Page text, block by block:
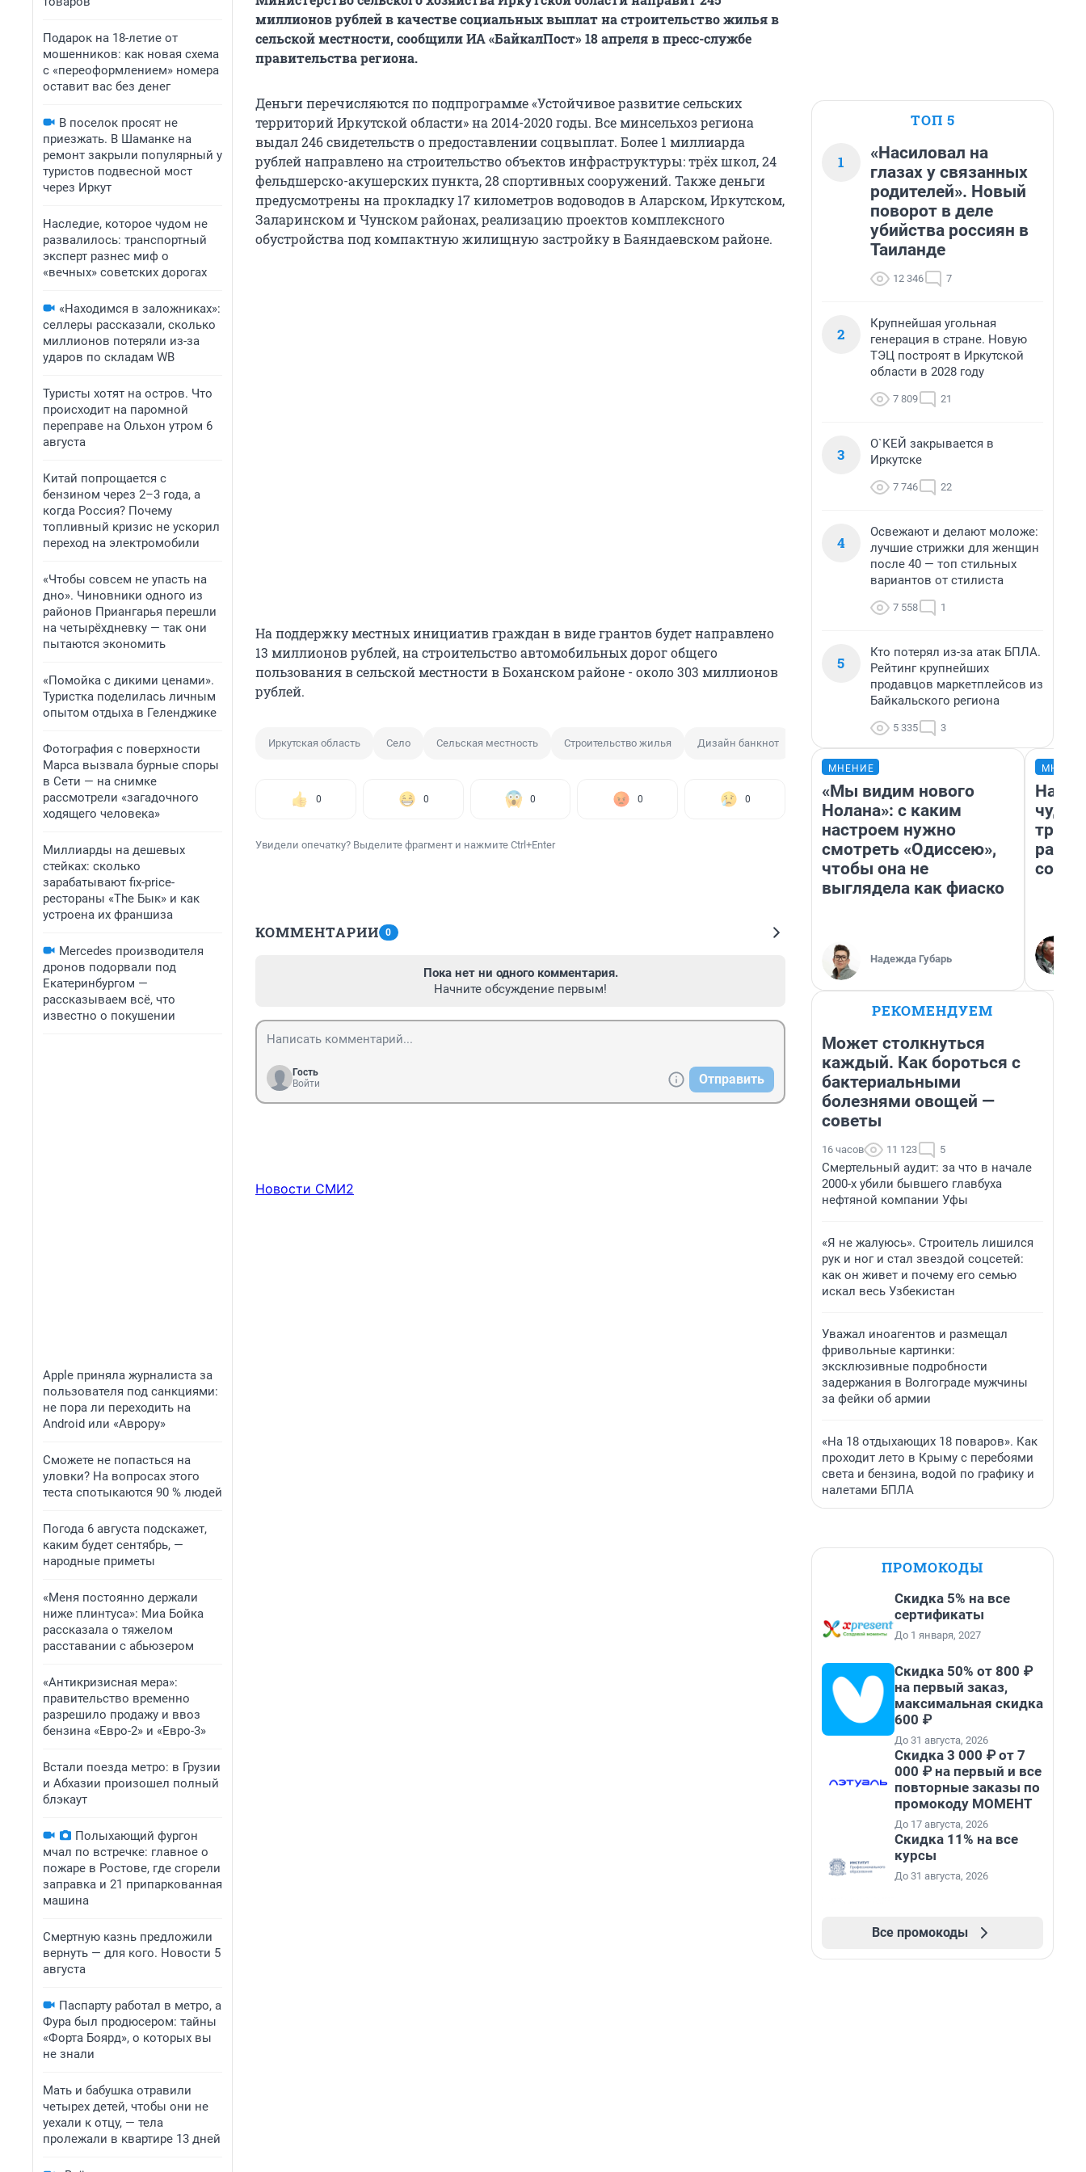
Подарок на 18-летие от
мошенников: как новая схема
с «переоформлением» номера
оставит вас без денег
В поселок просят не
приезжать. В Шаманке на
ремонт закрыли популярный у
туристов подвесной мост
через Иркут
Наследие, которое чудом не
развалилось: транспортный
эксперт разнес миф о
«вечных» советских дорогах
«Находимся в заложниках»:
селлеры рассказали, сколько
миллионов потеряли из-за
ударов по складам WB
Туристы хотят на остров. Что
происходит на паромной
переправе на Ольхон утром 6
августа
Китай попрощается с
бензином через 2–3 года, а
когда Россия? Почему
топливный кризис не ускорил
переход на электромобили
«Чтобы совсем не упасть на
дно». Чиновники одного из
районов Приангарья перешли
на четырёхдневку — так они
пытаются экономить
«Помойка с дикими ценами».
Туристка поделилась личным
опытом отдыха в Геленджике
Фотография с поверхности
Марса вызвала бурные споры
в Сети — на снимке
рассмотрели «загадочного
ходящего человека»
Миллиарды на дешевых
стейках: сколько
зарабатывают fix-price-
рестораны «The Бык» и как
устроена их франшиза
Mercedes производителя
дронов подорвали под
Екатеринбургом —
рассказываем всё, что
известно о покушении
Apple приняла журналиста за
пользователя под санкциями:
не пора ли переходить на
Android или «Аврору»
Сможете не попасться на
уловки? На вопросах этого
теста спотыкаются 90 % людей
Погода 6 августа подскажет,
каким будет сентябрь, —
народные приметы
«Меня постоянно держали
ниже плинтуса»: Миа Бойка
рассказала о тяжелом
расставании с абьюзером
«Антикризисная мера»:
правительство временно
разрешило продажу и ввоз
бензина «Евро-2» и «Евро-3»
Встали поезда метро: в Грузии
и Абхазии произошел полный
блэкаут
Полыхающий фургон
мчал по встречке: главное о
пожаре в Ростове, где сгорели
заправка и 21 припаркованная
машина
Смертную казнь предложили
вернуть — для кого. Новости 5
августа
Паспарту работал в метро, а
Фура был продюсером: тайны
«Форта Боярд», о которых вы
не знали
Мать и бабушка отравили
четырех детей, чтобы они не
уехали к отцу, — тела
пролежали в квартире 13 дней
миллионов рублей в качестве социальных выплат на строительство жилья в
сельской местности, сообщили ИА «БайкалПост» 18 апреля в пресс-службе
правительства региона.
Деньги перечисляются по подпрограмме «Устойчивое развитие сельских
территорий Иркутской области» на 2014-2020 годы. Все минсельхоз региона
выдал 246 свидетельств о предоставлении соцвыплат. Более 1 миллиарда
рублей направлено на строительство объектов инфраструктуры: трёх школ, 24
фельдшерско-акушерских пункта, 28 спортивных сооружений. Также деньги
предусмотрены на прокладку 17 километров водоводов в Аларском, Иркутском,
Заларинском и Чунском районах, реализацию проектов комплексного
обустройства под компактную жилищную застройку в Баяндаевском районе.
На поддержку местных инициатив граждан в виде грантов будет направлено
13 миллионов рублей, на строительство автомобильных дорог общего
пользования в сельской местности в Боханском районе - около 303 миллионов
рублей.
Иркутская область Село Сельская местность Строительство жилья Дизайн банкнот Сельская дорога
0 0 0 0 0
Увидели опечатку? Выделите фрагмент и нажмите Ctrl+Enter
КОММЕНТАРИИ 0
Пока нет ни одного комментария.
Начните обсуждение первым!
Гость
Войти
Отправить
Новости СМИ2
ТОП 5
1
«Насиловал на
глазах у связанных
родителей». Новый
поворот в деле
убийства россиян в
Таиланде
12 346 7
2
Крупнейшая угольная
генерация в стране. Новую
ТЭЦ построят в Иркутской
области в 2028 году
7 809 21
3
О`КЕЙ закрывается в
Иркутске
7 746 22
4
Освежают и делают моложе:
лучшие стрижки для женщин
после 40 — топ стильных
вариантов от стилиста
7 558 1
5
Кто потерял из-за атак БПЛА.
Рейтинг крупнейших
продавцов маркетплейсов из
Байкальского региона
5 335 3
МНЕНИЕ
«Мы видим нового
Нолана»: с каким
настроем нужно
смотреть «Одиссею»,
чтобы она не
выглядела как фиаско
Надежда Губарь
РЕКОМЕНДУЕМ
Может столкнуться
каждый. Как бороться с
бактериальными
болезнями овощей —
советы
16 часов 11 123 5
Смертельный аудит: за что в начале
2000-х убили бывшего главбуха
нефтяной компании Уфы
«Я не жалуюсь». Строитель лишился
рук и ног и стал звездой соцсетей:
как он живет и почему его семью
искал весь Узбекистан
Уважал иноагентов и размещал
фривольные картинки:
эксклюзивные подробности
задержания в Волгограде мужчины
за фейки об армии
«На 18 отдыхающих 18 поваров». Как
проходит лето в Крыму с перебоями
света и бензина, водой по графику и
налетами БПЛА
ПРОМОКОДЫ
Скидка 5% на все
сертификаты
До 1 января, 2027
Скидка 50% от 800 ₽
на первый заказ,
максимальная скидка
600 ₽
До 31 августа, 2026
Скидка 3 000 ₽ от 7
000 ₽ на первый и все
повторные заказы по
промокоду МОМЕНТ
До 17 августа, 2026
Скидка 11% на все
курсы
До 31 августа, 2026
Все промокоды